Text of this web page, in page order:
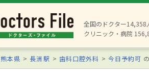
全国のドクター14,358
クリニック・病院
熊本県 長洲駅 歯科口腔外科 今日予約可